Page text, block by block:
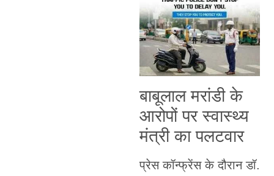
बाबूलाल मरांडी के
आरोपों पर स्वास्थ्य
मंत्री का पलटवार
प्रेस कॉन्फ्रेंस के दौरान डॉ.